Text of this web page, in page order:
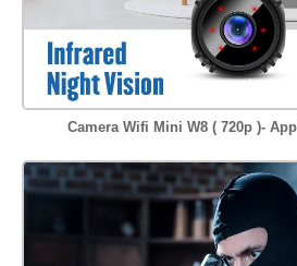
Camera Wifi Mini W8 ( 720p )-